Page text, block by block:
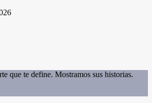
que te define. Mostramos sus historias.